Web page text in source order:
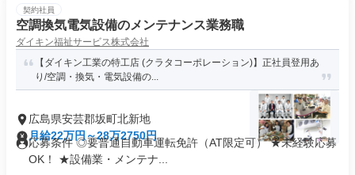
契約社員
空調換気電気設備のメンテナンス業務職
ダイキン福祉サービス株式会社
【ダイキン工業の特工店 (クラタコーポレーション)】正社員登用あ
り/空調・換気・電気設備の...
広島県安芸郡坂町北新地
月給22万円～28万2750円
応募条件 ◎要普通自動車運転免許（AT限定可） ★未経験応募
OK！ ★設備業・メンテナ...